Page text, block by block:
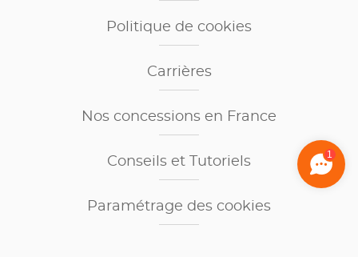
Politique de cookies
Carrières
Nos concessions en France
Conseils et Tutoriels
Paramétrage des cookies
1